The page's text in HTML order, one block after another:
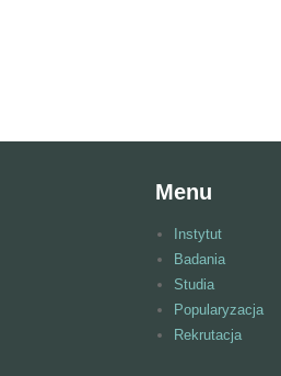
Menu
Instytut
Badania
Studia
Popularyzacja
Rekrutacja